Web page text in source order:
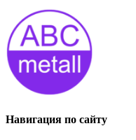
Навигация по сайту